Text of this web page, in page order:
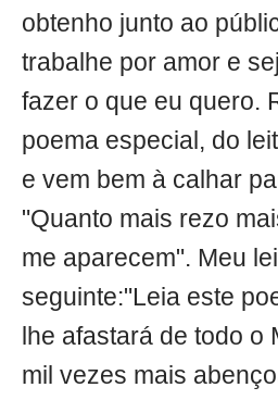
obtenho junto ao
trabalhe por amor e
fazer o que eu quero.
poema especial, do
e vem bem à calhar
"Quanto mais rezo
me aparecem". Meu
seguinte:"Leia este
lhe afastará de todo o
mil vezes mais